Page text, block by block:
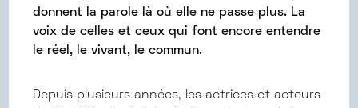
donnent la parole là où elle ne passe plus. La
voix de celles et ceux qui font encore entendre
le réel, le vivant, le commun.
Depuis plusieurs années, les actrices et acteurs